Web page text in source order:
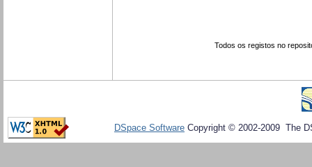
Todos os registos no
DSpace Software Copyright © 2002-2009 The